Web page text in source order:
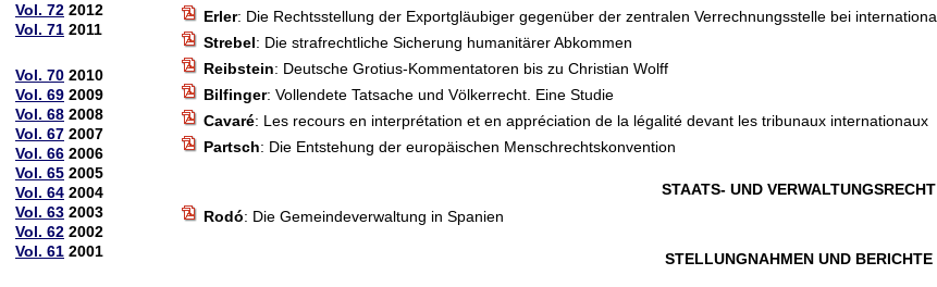
Vol. 72 2012
Vol. 71 2011
Vol. 70 2010
Vol. 69 2009
Vol. 68 2008
Vol. 67 2007
Vol. 66 2006
Vol. 65 2005
Vol. 64 2004
Vol. 63 2003
Vol. 62 2002
Vol. 61 2001
Erler: Die Rechtsstellung der Exportgläubiger gegenüber der zentralen Verrechnungsstelle bei
Strebel: Die strafrechtliche Sicherung humanitärer Abkommen
Reibstein: Deutsche Grotius-Kommentatoren bis zu Christian Wolff
Bilfinger: Vollendete Tatsache und Völkerrecht. Eine Studie
Cavaré: Les recours en interprétation et en appréciation de la légalité devant les tribunaux internationaux
Partsch: Die Entstehung der europäischen Menschrechtskonvention
STAATS- UND VERWALTUNGSRECHT
Rodó: Die Gemeindeverwaltung in Spanien
STELLUNGNAHMEN UND BERICHTE